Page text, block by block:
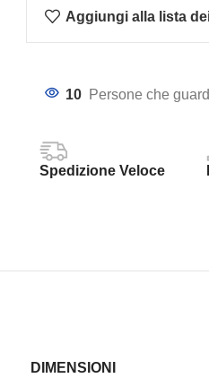
Aggiungi alla lista
10 Persone che
Spedizione Veloce
DIMENSIONI